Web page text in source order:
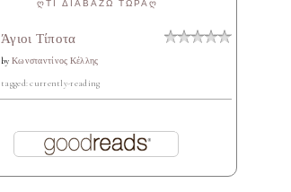
ᲦΤΙ ΔΙΑΒΑΖΩ ΤΩΡΑᲦ
Άγιοι Τίποτα
by Κωνσταντίνος Κέλλης
tagged: currently-reading